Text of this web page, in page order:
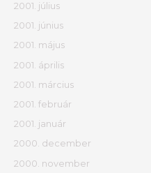
2001. július
2001. június
2001. május
2001. április
2001. március
2001. február
2001. január
2000. december
2000. november